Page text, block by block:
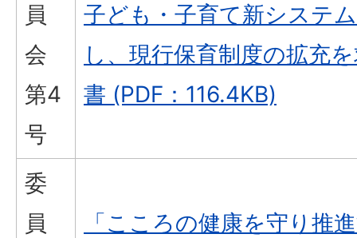
員
会
第4
号
子ども・子育て新システ
し、現行保育制度の拡充
書 (PDF：116.4KB)
委
員
「こころの健康を守り推